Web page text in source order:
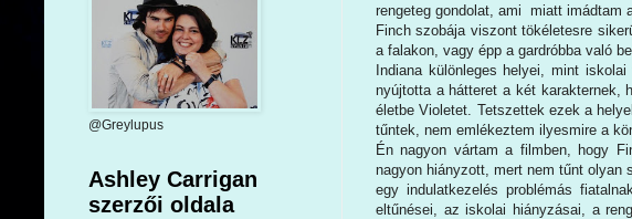
rengeteg gondolat, ami miatt imádtam
Finch szobája viszont tökéletesre
a falakon, vagy épp a gardróbba való
Indiana különleges helyei, mint
nyújtotta a hátteret a két karakternek,
életbe Violetet. Tetszettek ezek a
tűntek, nem emlékeztem ilyesmire a
Én nagyon vártam a filmben, hogy
nagyon hiányzott, mert nem tűnt olyan
egy indulatkezelés problémás
eltűnései, az iskolai hiányzásai, a
@Greylupus
Ashley Carrigan
szerzői oldala